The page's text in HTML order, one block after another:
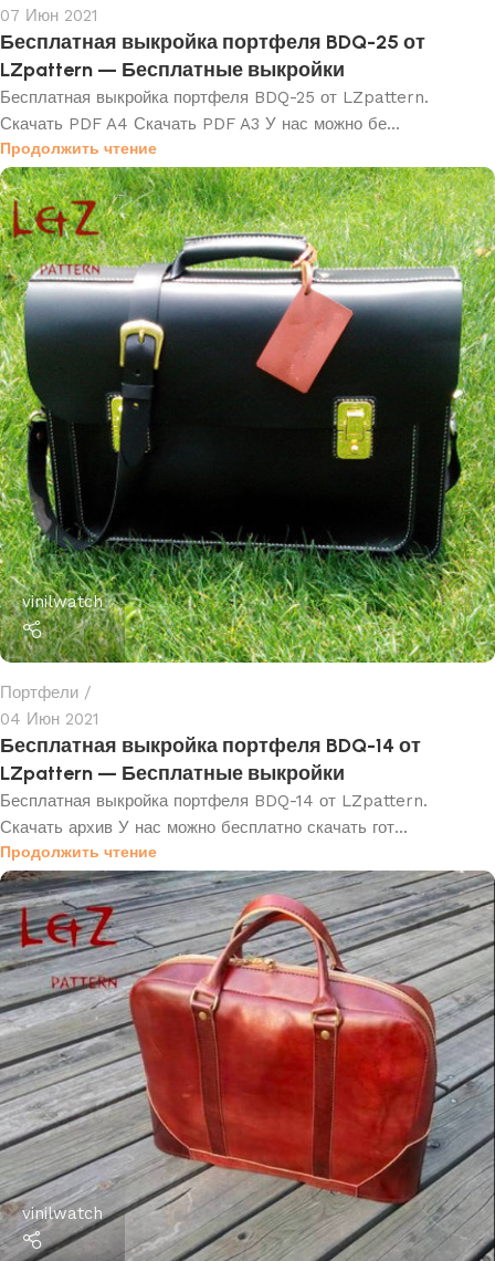
07 Июн 2021
Бесплатная выкройка портфеля BDQ-25 от
LZpattern — Бесплатные выкройки
Бесплатная выкройка портфеля BDQ-25 от LZpattern.
Скачать PDF A4 Скачать PDF A3 У нас можно бе...
Продолжить чтение
vinilwatch
Портфели
04 Июн 2021
Бесплатная выкройка портфеля BDQ-14 от
LZpattern — Бесплатные выкройки
Бесплатная выкройка портфеля BDQ-14 от LZpattern.
Скачать архив У нас можно бесплатно скачать гот...
Продолжить чтение
vinilwatch